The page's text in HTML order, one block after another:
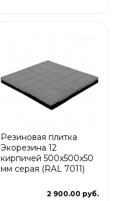
Резиновая плитка
Экорезина 12
кирпичей 500x500x50
мм серая (RAL 7011)
2 900.00 руб.